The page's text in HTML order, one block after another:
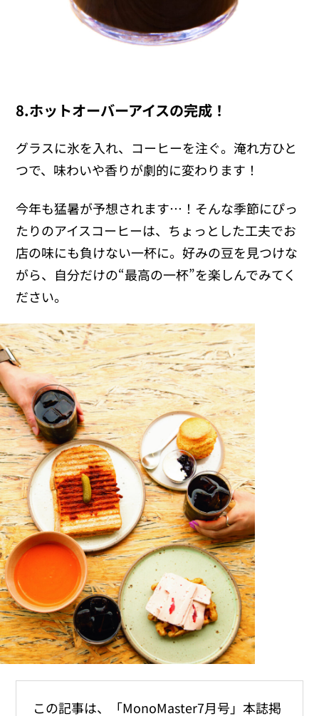
8.ホットオーバーアイスの完成！
グラスに氷を入れ、コーヒーを注ぐ。淹れ方ひと
つで、味わいや香りが劇的に変わります！
今年も猛暑が予想されます…！そんな季節にぴっ
たりのアイスコーヒーは、ちょっとした工夫でお
店の味にも負けない一杯に。好みの豆を見つけな
がら、自分だけの“最高の一杯”を楽しんでみてく
ださい。
この記事は、「MonoMaster7月号」本誌掲